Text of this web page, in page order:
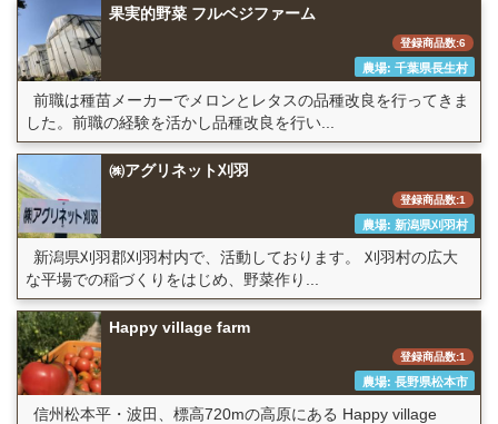
果実的野菜 フルベジファーム
登録商品数:6
農場: 千葉県長生村
前職は種苗メーカーでメロンとレタスの品種改良を行ってきま
した。前職の経験を活かし品種改良を行い...
㈱アグリネット刈羽
登録商品数:1
農場: 新潟県刈羽村
新潟県刈羽郡刈羽村内で、活動しております。 刈羽村の広大
な平場での稲づくりをはじめ、野菜作り...
Happy village farm
登録商品数:1
農場: 長野県松本市
信州松本平・波田、標高720mの高原にある Happy village